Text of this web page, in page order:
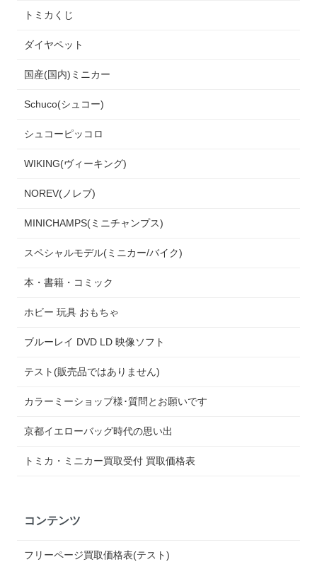
トミカくじ
ダイヤペット
国産(国内)ミニカー
Schuco(シュコー)
シュコーピッコロ
WIKING(ヴィーキング)
NOREV(ノレブ)
MINICHAMPS(ミニチャンプス)
スペシャルモデル(ミニカー/バイク)
本・書籍・コミック
ホビー 玩具 おもちゃ
ブルーレイ DVD LD 映像ソフト
テスト(販売品ではありません)
カラーミーショップ様･質問とお願いです
京都イエローバッグ時代の思い出
トミカ・ミニカー買取受付 買取価格表
コンテンツ
フリーページ買取価格表(テスト)